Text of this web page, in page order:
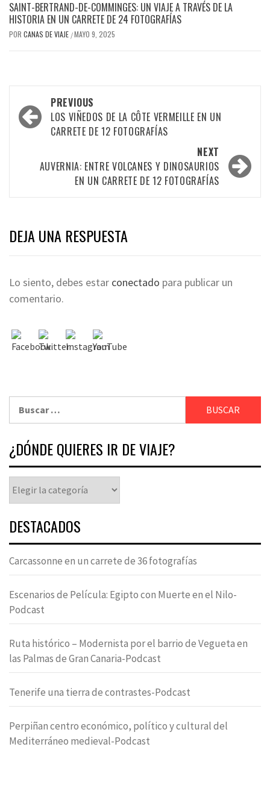
SAINT-BERTRAND-DE-COMMINGES: UN VIAJE A TRAVÉS DE LA
HISTORIA EN UN CARRETE DE 24 FOTOGRAFÍAS
POR CANAS DE VIAJE /MAYO 9, 2025
PREVIOUS
LOS VIÑEDOS DE LA CÔTE VERMEILLE EN UN
CARRETE DE 12 FOTOGRAFÍAS
NEXT
AUVERNIA: ENTRE VOLCANES Y DINOSAURIOS
EN UN CARRETE DE 12 FOTOGRAFÍAS
DEJA UNA RESPUESTA
Lo siento, debes estar conectado para publicar un
comentario.
¿DÓNDE QUIERES IR DE VIAJE?
DESTACADOS
Carcassonne en un carrete de 36 fotografías
Escenarios de Película: Egipto con Muerte en el Nilo-
Podcast
Ruta histórico – Modernista por el barrio de Vegueta en
las Palmas de Gran Canaria-Podcast
Tenerife una tierra de contrastes-Podcast
Perpiñan centro económico, político y cultural del
Mediterráneo medieval-Podcast